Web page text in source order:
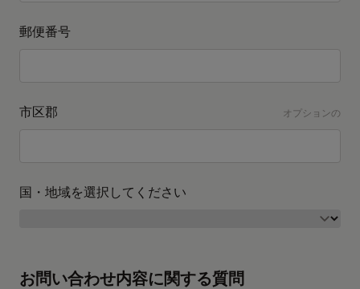
郵便番号
市区郡 オプションの
国・地域を選択してください
お問い合わせ内容に関する質問